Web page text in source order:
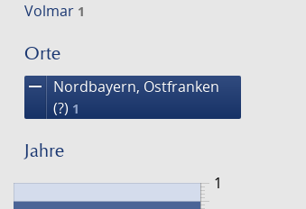
Volmar 1
Orte
remove
Nordbayern, Ostfranken
(?) 1
Jahre
1